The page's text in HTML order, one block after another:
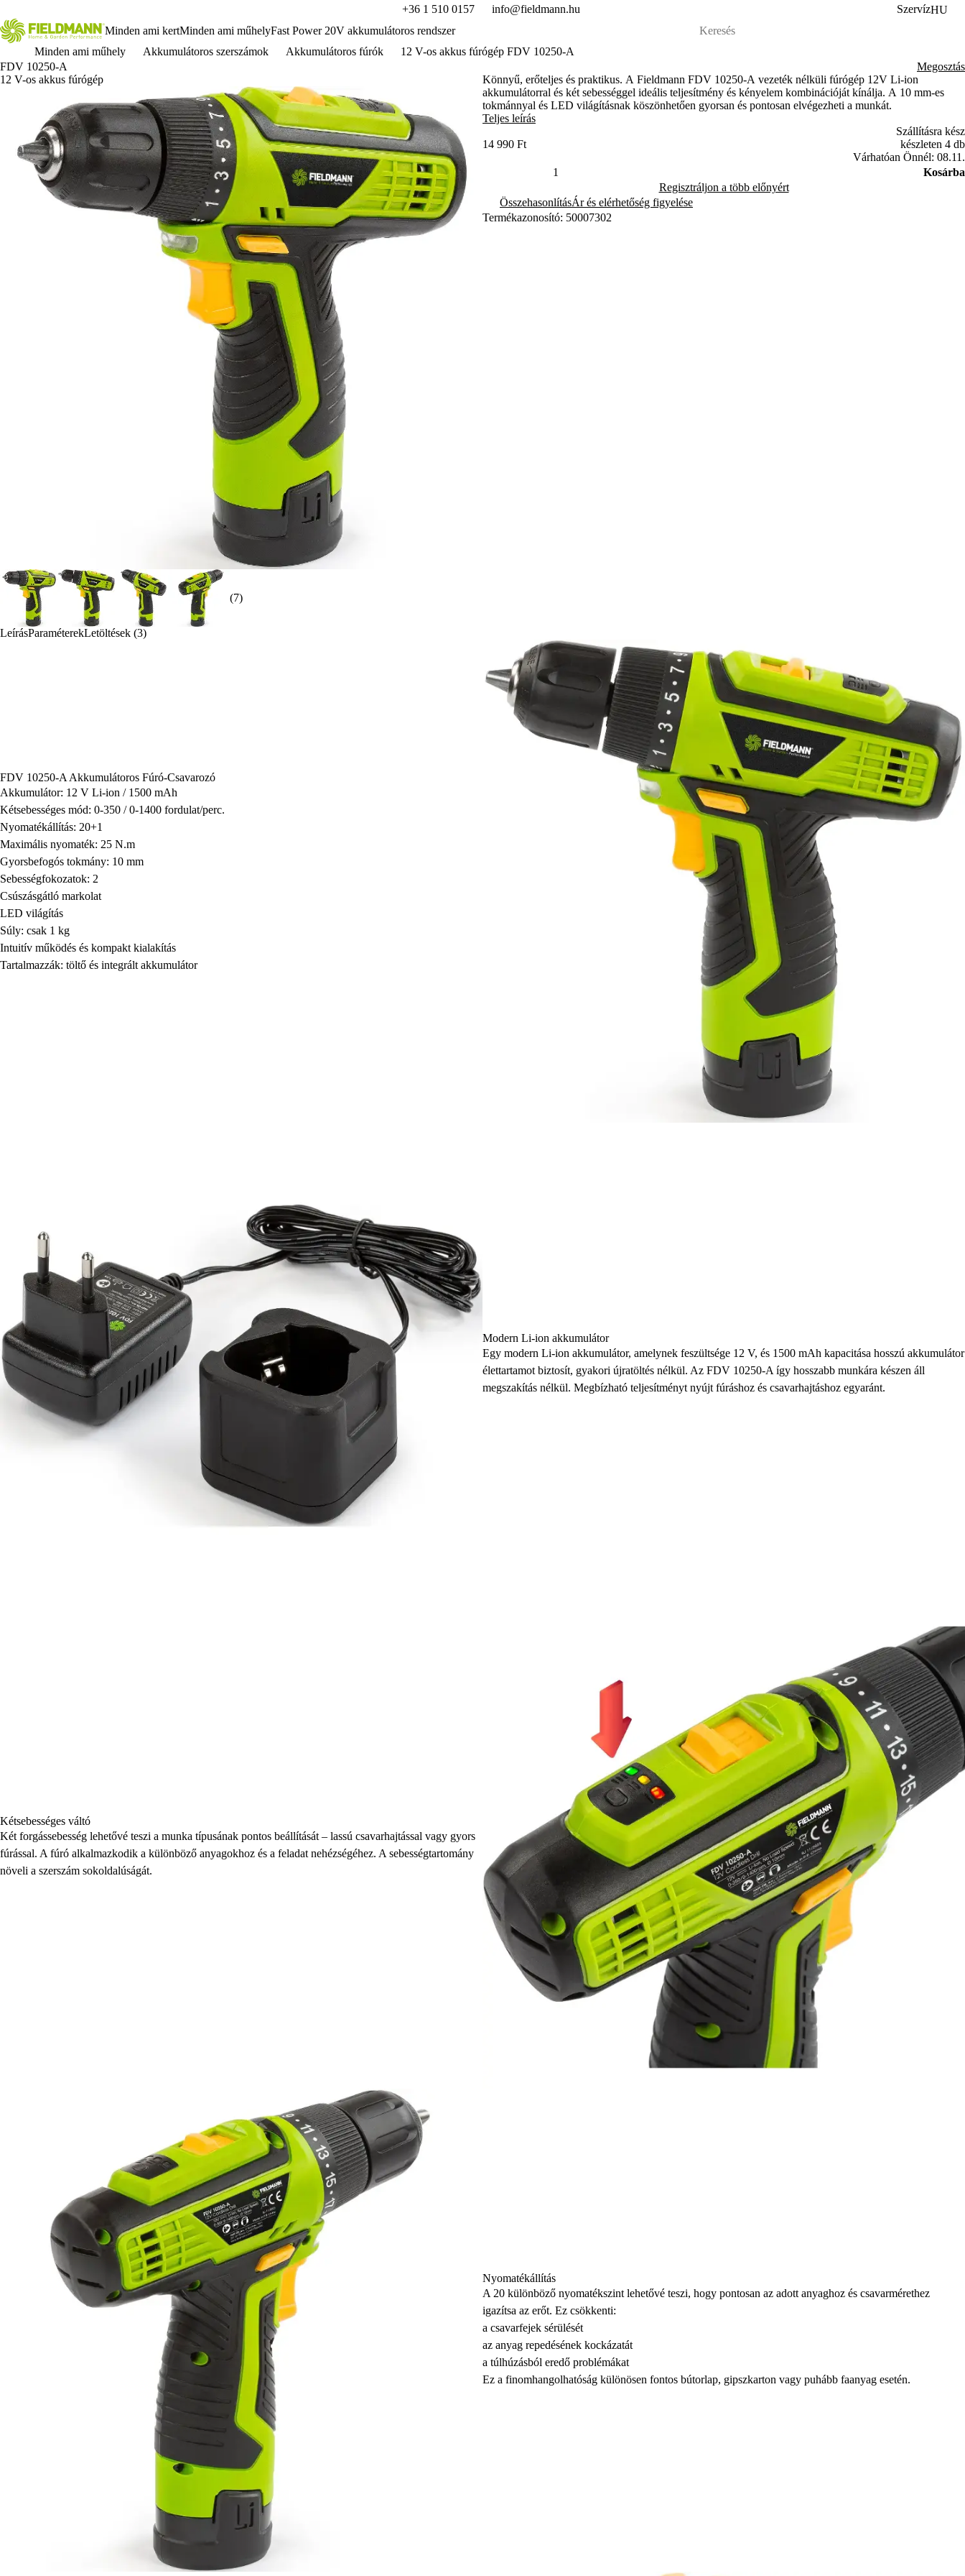
+36 1 510 0157 info@fieldmann.hu SzervízHU
Minden ami kertMinden ami műhelyFast Power 20V akkumulátoros rendszer
Minden ami műhely
Akkumulátoros szerszámok Akkumulátoros fúrók
12 V-os akkus fúrógép FDV 10250-A
FDV 10250-A
12 V-os akkus fúrógép
(7)
Megosztás
Könnyű, erőteljes és praktikus. A Fieldmann FDV 10250-A vezeték nélküli fúrógép 12V Li-ion
akkumulátorral és két sebességgel ideális teljesítmény és kényelem kombinációját kínálja. A 10 mm-es
tokmánnyal és LED világításnak köszönhetően gyorsan és pontosan elvégezheti a munkát.
Teljes leírás
14 990 Ft
Szállításra kész
készleten 4 db
Várhatóan Önnél: 08.11.
Kosárba
Regisztráljon a több előnyért
ÖsszehasonlításÁr és elérhetőség figyelése
Termékazonosító: 50007302
LeírásParaméterekLetöltések (3)
FDV 10250-A Akkumulátoros Fúró-Csavarozó
Akkumulátor: 12 V Li-ion / 1500 mAh
Kétsebességes mód: 0-350 / 0-1400 fordulat/perc.
Nyomatékállítás: 20+1
Maximális nyomaték: 25 N.m
Gyorsbefogós tokmány: 10 mm
Sebességfokozatok: 2
Csúszásgátló markolat
LED világítás
Súly: csak 1 kg
Intuitív működés és kompakt kialakítás
Tartalmazzák: töltő és integrált akkumulátor
Modern Li-ion akkumulátor
Egy modern Li-ion akkumulátor, amelynek feszültsége 12 V, és 1500 mAh kapacitása hosszú akkumulátor
élettartamot biztosít, gyakori újratöltés nélkül. Az FDV 10250-A így hosszabb munkára készen áll
megszakítás nélkül. Megbízható teljesítményt nyújt fúráshoz és csavarhajtáshoz egyaránt.
Kétsebességes váltó
Két forgássebesség lehetővé teszi a munka típusának pontos beállítását – lassú csavarhajtással vagy gyors
fúrással. A fúró alkalmazkodik a különböző anyagokhoz és a feladat nehézségéhez. A sebességtartomány
növeli a szerszám sokoldalúságát.
Nyomatékállítás
A 20 különböző nyomatékszint lehetővé teszi, hogy pontosan az adott anyaghoz és csavarmérethez
igazítsa az erőt. Ez csökkenti:
a csavarfejek sérülését
az anyag repedésének kockázatát
a túlhúzásból eredő problémákat
Ez a finomhangolhatóság különösen fontos bútorlap, gipszkarton vagy puhább faanyag esetén.